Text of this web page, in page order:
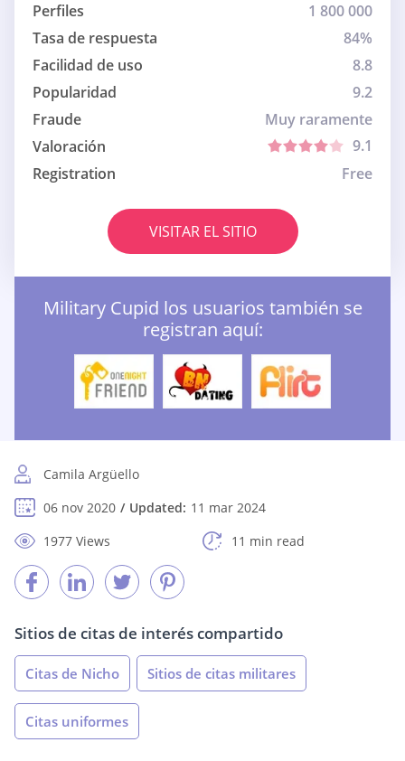
Perfiles
1 800 000
Tasa de respuesta
84%
Facilidad de uso
8.8
Popularidad
9.2
Fraude
Muy raramente
Valoración
9.1
Registration
Free
VISITAR EL SITIO
Military Cupid los usuarios también se
registran aquí:
Camila Argüello
06 nov 2020
Updated: 11 mar 2024
1977 Views
11 min read
Sitios de citas de interés compartido
Citas de Nicho Sitios de citas militares
Citas uniformes